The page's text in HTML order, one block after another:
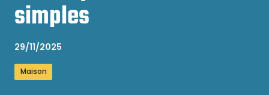
simples
29/11/2025
Maison